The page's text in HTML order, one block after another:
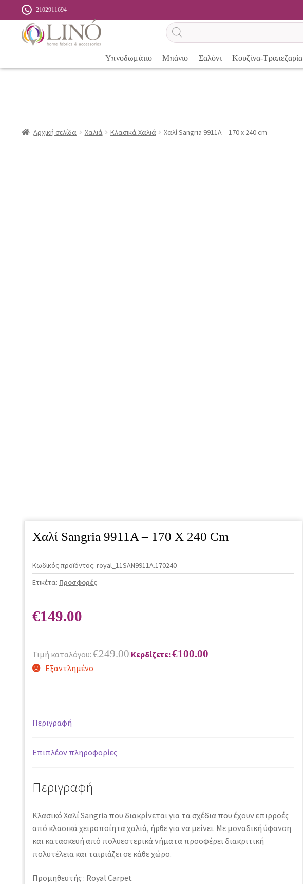
2102911694
Αναζήτηση
προϊόντων
Υπνοδωμάτιο Μπάνιο Σαλόνι Κουζίνα-Τραπεζαρία
Αρχική σελίδα Χαλιά Κλασικά Χαλιά Χαλί Sangria 9911A – 170 x 240 cm
Χαλί Sangria 9911A – 170 X 240 Cm
Κωδικός προϊόντος: royal_11SAN9911A.170240
Ετικέτα: Προσφορές
€149.00
Τιμή καταλόγου: €249.00|Κερδίζετε:€100.00
Εξαντλημένο
Περιγραφή
Επιπλέον πληροφορίες
Περιγραφή
Κλασικό Χαλί Sangria που διακρίνεται για τα σχέδια που έχουν επιρροές
από κλασικά χειροποίητα χαλιά, ήρθε για να μείνει. Με μοναδική ύφανση
και κατασκευή από πολυεστερικά νήματα προσφέρει διακριτική
πολυτέλεια και ταιριάζει σε κάθε χώρο.
Προμηθευτής : Royal Carpet